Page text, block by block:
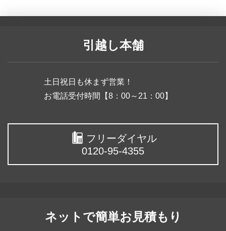
引越し本舗
土日祝日も休まず営業！
お電話受付時間【8：00～21：00】
フリーダイヤル
0120-95-4355
ネットで簡単お見積もり